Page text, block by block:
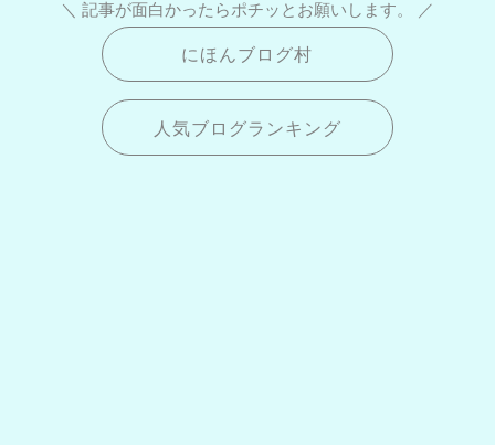
＼ 記事が面白かったらポチッとお願いします。 ／
にほんブログ村
人気ブログランキング